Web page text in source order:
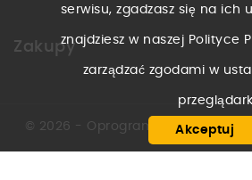
Zakupy
serwisu, zgadzasz się na ich
znajdziesz w naszej Polityce
zarządzać zgodami w
Akceptuj
© 2026 - Oprogramowanie e-